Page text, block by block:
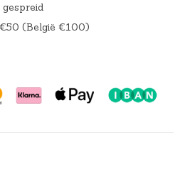
(België €100)